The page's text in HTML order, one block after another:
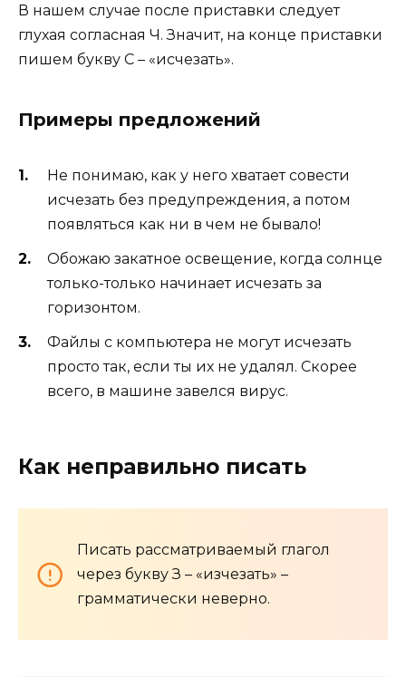
В нашем случае после приставки следует
глухая согласная Ч. Значит, на конце приставки
пишем букву С – «исчезать».
Примеры предложений
Не понимаю, как у него хватает совести
исчезать без предупреждения, а потом
появляться как ни в чем не бывало!
Обожаю закатное освещение, когда солнце
только-только начинает исчезать за
горизонтом.
Файлы с компьютера не могут исчезать
просто так, если ты их не удалял. Скорее
всего, в машине завелся вирус.
Как неправильно писать
Писать рассматриваемый глагол
через букву З – «изчезать» –
грамматически неверно.